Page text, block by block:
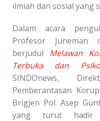
ilmiah dan sosial yang
Dalam acara
Profesor Juneman
berjudul Melawan
Terbuka dan
SINDOnews,
Pemberantasan
Brigjen Pol. Asep
yang turut hadir